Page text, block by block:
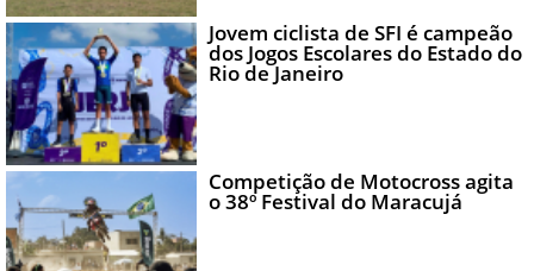
Jovem ciclista de SFI é campeão
dos Jogos Escolares do Estado do
Rio de Janeiro
Competição de Motocross agita
o 38º Festival do Maracujá